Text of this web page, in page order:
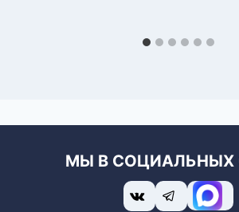
МЫ В СОЦИАЛЬНЫХ